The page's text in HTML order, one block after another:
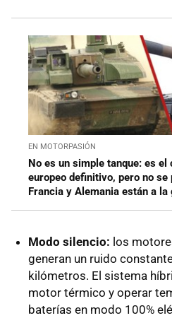
EN MOTORPASIÓN
No es un simple tanque: es el
europeo definitivo, pero no
Francia y Alemania están a la
Modo silencio: los
generan un ruido
kilómetros. El sistema
motor térmico y operar
baterías en modo 100%